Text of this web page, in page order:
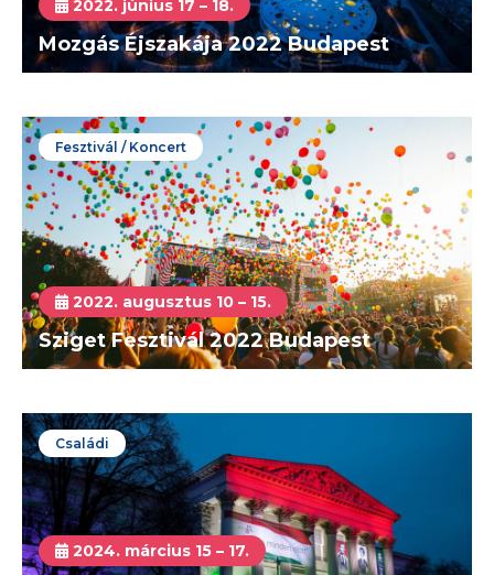
2022. június 17 – 18.
Mozgás Éjszakája 2022 Budapest
Fesztivál / Koncert
2022. augusztus 10 – 15.
Sziget Fesztivál 2022 Budapest
Családi
2024. március 15 – 17.